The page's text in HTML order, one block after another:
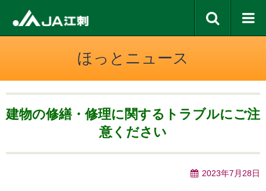
ほっとニュース
建物の修繕・修理に関するトラブルにご注
意ください
2023年7月28日